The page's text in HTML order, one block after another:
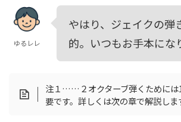
ゆるレレ
やはり、ジェイクの弾
的。いつもお手本にな
注１……２オクターブ弾くためには
要です。詳しくは次の章で解説しま